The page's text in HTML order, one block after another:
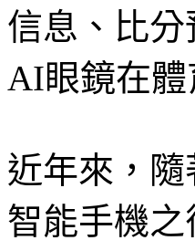
信息、比
AI眼鏡在
近年來，
智能手機